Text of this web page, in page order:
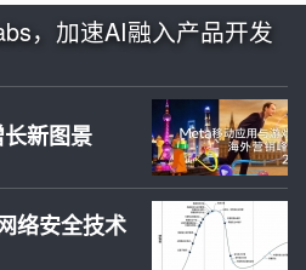
，加速AI融入产品开发
新图景
络安全技术